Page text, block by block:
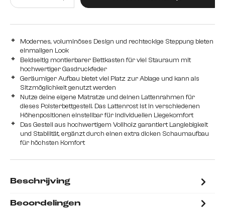
Modernes, voluminöses Design und rechteckige Steppung bieten
einmaligen Look
Beidseitig montierbarer Bettkasten für viel Stauraum mit
hochwertiger Gasdruckfeder
Geräumiger Aufbau bietet viel Platz zur Ablage und kann als
Sitzmöglichkeit genutzt werden
Nutze deine eigene Matratze und deinen Lattenrahmen für
dieses Polsterbettgestell. Das Lattenrost ist in verschiedenen
Höhenpositionen einstellbar für individuellen Liegekomfort
Das Gestell aus hochwertigem Vollholz garantiert Langlebigkeit
und Stabilität, ergänzt durch einen extra dicken Schaumaufbau
für höchsten Komfort
Beschrijving
Beoordelingen